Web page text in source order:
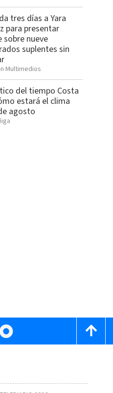
tres días a Yara
para presentar
sobre nueve
suplentes sin
Multimedios
del tiempo Costa
estará el clima
agosto